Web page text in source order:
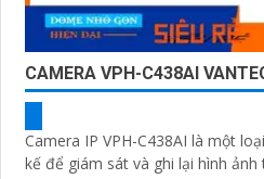
CAMERA VPH-C438AI
Camera IP VPH-C438AI là một
kế để giám sát và ghi lại hình